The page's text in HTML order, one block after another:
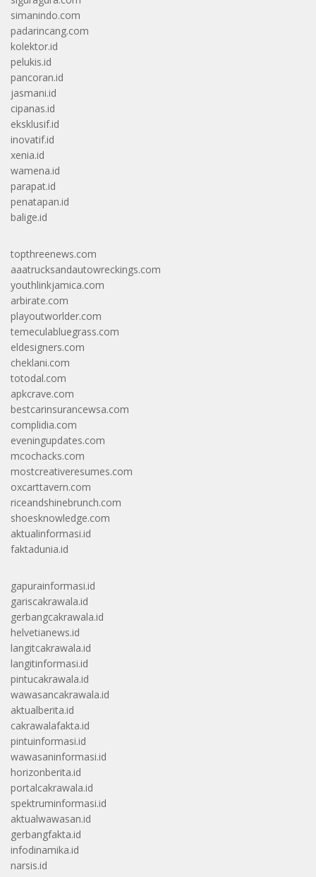
simanindo.com
padarincang.com
kolektor.id
pelukis.id
pancoran.id
jasmani.id
cipanas.id
eksklusif.id
inovatif.id
xenia.id
wamena.id
parapat.id
penatapan.id
balige.id
topthreenews.com
aaatrucksandautowreckings.com
youthlinkjamica.com
arbirate.com
playoutworlder.com
temeculabluegrass.com
eldesigners.com
cheklani.com
totodal.com
apkcrave.com
bestcarinsurancewsa.com
complidia.com
eveningupdates.com
mcochacks.com
mostcreativeresumes.com
oxcarttavern.com
riceandshinebrunch.com
shoesknowledge.com
aktualinformasi.id
faktadunia.id
gapurainformasi.id
gariscakrawala.id
gerbangcakrawala.id
helvetianews.id
langitcakrawala.id
langitinformasi.id
pintucakrawala.id
wawasancakrawala.id
aktualberita.id
cakrawalafakta.id
pintuinformasi.id
wawasaninformasi.id
horizonberita.id
portalcakrawala.id
spektruminformasi.id
aktualwawasan.id
gerbangfakta.id
infodinamika.id
narsis.id